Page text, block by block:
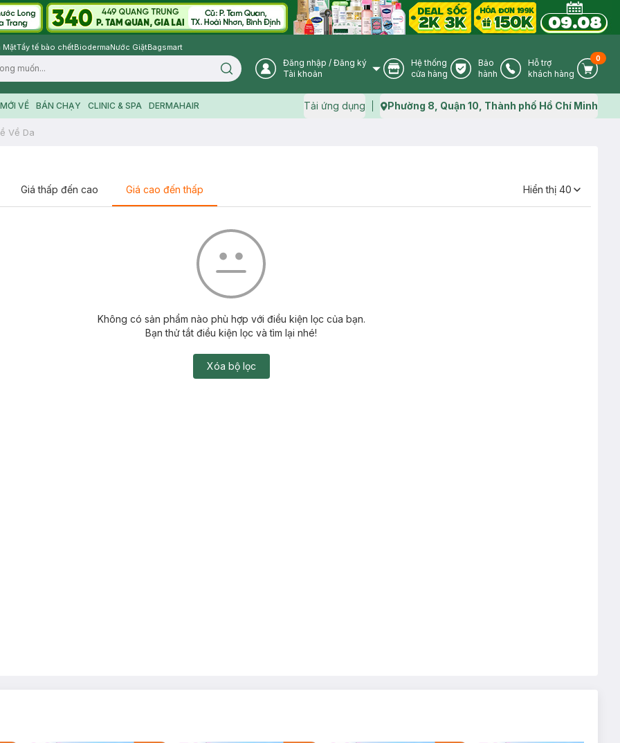
MặtTẩy tế bào chếtBiodermaNước GiặtBagsmart
Search icon User Icon
Đăng nhập / Đăng ký
Tài khoản
Store Icon
Hệ thống
cửa hàng
Warranty Icon
Bảo
hành
Phone Icon
Hỗ trợ
khách hàng
Cart
0
VỀ BÁN CHẠY CLINIC & SPA DERMAHAIR Tải ứng dụng Map icon
Phường 8, Quận 10, Thành phố Hồ Chí Minh
Về Da
Giá thấp đến cao Giá cao đến thấp Hiển thị 40
Không có sản phẩm nào phù hợp với điều kiện lọc của bạn.
Bạn thử tắt điều kiện lọc và tìm lại nhé!
Xóa bộ lọc